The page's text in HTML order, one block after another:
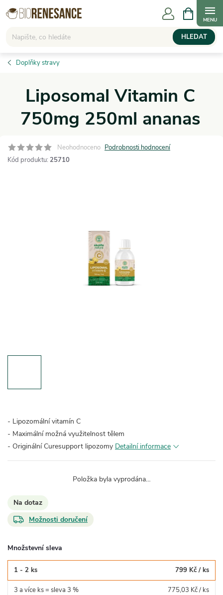
Přejít
na
HLEDAT
NÁKUPNÍ
KOŠÍK
Doplňky stravy
Liposomal Vitamin C
750mg 250ml ananas
Neohodnoceno Podrobnosti hodnocení
Kód produktu: 25710
- Lipozomální vitamín C
- Maximální možná využitelnost tělem
- Originální Curesupport lipozomy Detailní informace
Položka byla vyprodána…
Na dotaz
Možnosti doručení
Množstevní sleva
1 - 2 ks 799 Kč / ks
3 a více ks = sleva 3 % 775,03 Kč/ ks